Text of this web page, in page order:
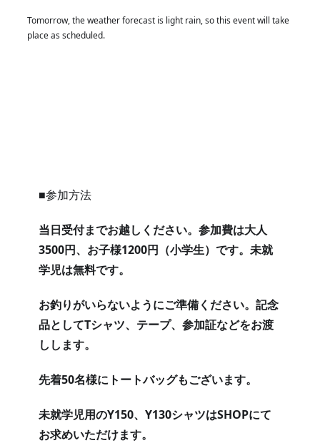
Tomorrow, the weather forecast is light rain, so this event will take
place as scheduled.
■参加方法
当日受付までお越しください。参加費は大人
3500円、お子様1200円（小学生）です。未就
学児は無料です。
お釣りがいらないようにご準備ください。記念
品としてTシャツ、テープ、参加証などをお渡
しします。
先着50名様にトートバッグもございます。
未就学児用のY150、Y130シャツはSHOPにて
お求めいただけます。